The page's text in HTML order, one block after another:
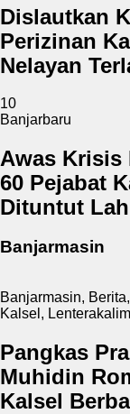
Dislautkan
Perizinan
Nelayan
10
Banjarbaru
Awas Krisis
60 Pejabat
Dituntut
Banjarmasin
Banjarmasin, Berita,
Kalsel ,
Pangkas
Muhidin
Kalsel